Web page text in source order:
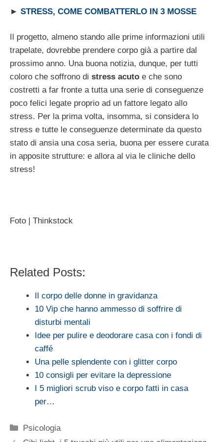
► STRESS, COME COMBATTERLO IN 3 MOSSE
Il progetto, almeno stando alle prime informazioni utili
trapelate, dovrebbe prendere corpo già a partire dal
prossimo anno. Una buona notizia, dunque, per tutti
coloro che soffrono di stress acuto e che sono
costretti a far fronte a tutta una serie di conseguenze
poco felici legate proprio ad un fattore legato allo
stress. Per la prima volta, insomma, si considera lo
stress e tutte le conseguenze determinate da questo
stato di ansia una cosa seria, buona per essere curata
in apposite strutture: e allora al via le cliniche dello
stress!
Foto | Thinkstock
Related Posts:
Il corpo delle donne in gravidanza
10 Vip che hanno ammesso di soffrire di
disturbi mentali
Idee per pulire e deodorare casa con i fondi di
caffé
Una pelle splendente con i glitter corpo
10 consigli per evitare la depressione
I 5 migliori scrub viso e corpo fatti in casa
per…
Categorie
Psicologia